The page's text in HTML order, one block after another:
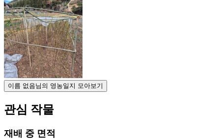
이름 없음님의 영농일지 모아보기
관심 작물
재배 중 면적